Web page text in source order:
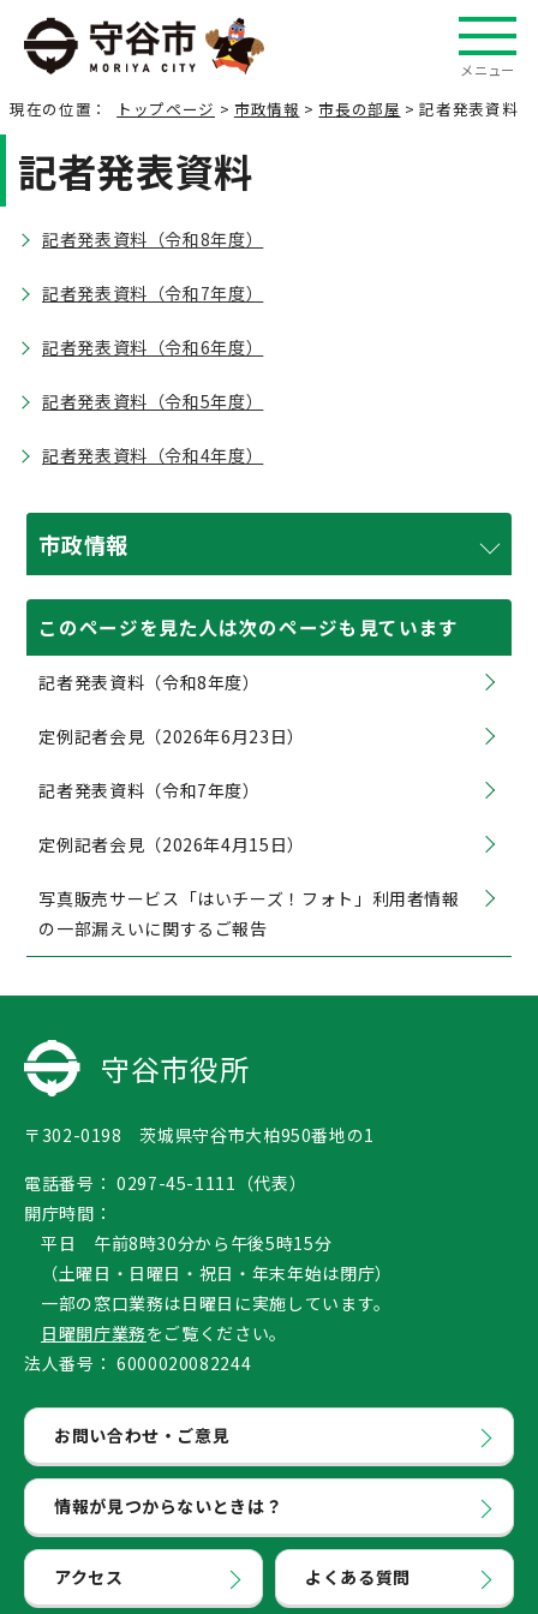
メニュー
現在の位置： トップページ > 市政情報 >市長の部屋 > 記者発表資料
記者発表資料
記者発表資料（令和8年度）
記者発表資料（令和7年度）
記者発表資料（令和6年度）
記者発表資料（令和5年度）
記者発表資料（令和4年度）
市政情報
このページを見た人は次のページも見ています
記者発表資料（令和8年度）
定例記者会見（2026年6月23日）
記者発表資料（令和7年度）
定例記者会見（2026年4月15日）
写真販売サービス「はいチーズ！フォト」利用者情報
の一部漏えいに関するご報告
守谷市役所
〒302-0198 茨城県守谷市大柏950番地の1
電話番号： 0297-45-1111（代表）
開庁時間：
平日 午前8時30分から午後5時15分
（土曜日・日曜日・祝日・年末年始は閉庁）
一部の窓口業務は日曜日に実施しています。
日曜開庁業務をご覧ください。
法人番号： 6000020082244
お問い合わせ・ご意見
情報が見つからないときは？
アクセス よくある質問